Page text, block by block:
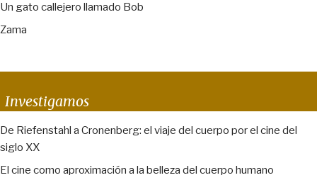
Un gato callejero llamado Bob
Zama
Investigamos
De Riefenstahl a Cronenberg: el viaje del cuerpo por el cine del
siglo XX
El cine como aproximación a la belleza del cuerpo humano